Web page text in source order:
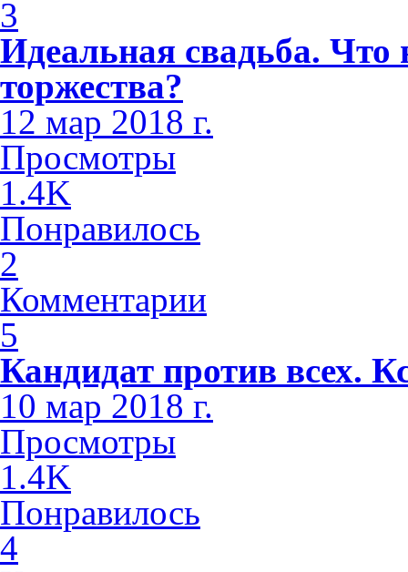
3
Идеальная свадьба. Что
торжества?
12 мар 2018 г.
Просмотры
1.4K
Понравилось
2
Комментарии
5
Кандидат против всех.
10 мар 2018 г.
Просмотры
1.4K
Понравилось
4